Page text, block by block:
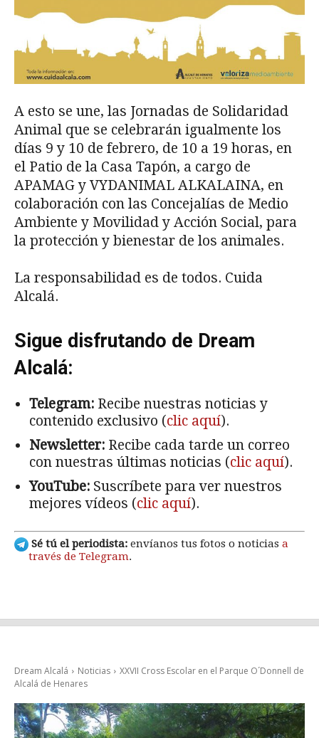
A esto se une, las Jornadas de Solidaridad
Animal que se celebrarán igualmente los
días 9 y 10 de febrero, de 10 a 19 horas, en
el Patio de la Casa Tapón, a cargo de
APAMAG y VYDANIMAL ALKALAINA, en
colaboración con las Concejalías de Medio
Ambiente y Movilidad y Acción Social, para
la protección y bienestar de los animales.
La responsabilidad es de todos. Cuida
Alcalá.
Sigue disfrutando de Dream
Alcalá:
Telegram: Recibe nuestras noticias y
contenido exclusivo (clic aquí).
Newsletter: Recibe cada tarde un correo
con nuestras últimas noticias (clic aquí).
YouTube: Suscríbete para ver nuestros
mejores vídeos (clic aquí).
Sé tú el periodista: envíanos tus fotos o noticias a
través de Telegram.